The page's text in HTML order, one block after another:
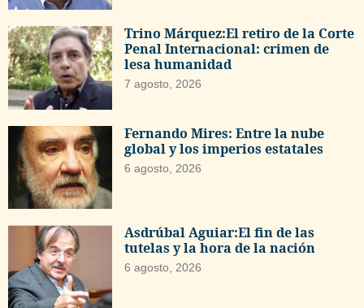
Trino Márquez:El retiro de la Corte
Penal Internacional: crimen de
lesa humanidad
7 agosto, 2026
Fernando Mires: Entre la nube
global y los imperios estatales
6 agosto, 2026
Asdrúbal Aguiar:El fin de las
tutelas y la hora de la nación
6 agosto, 2026